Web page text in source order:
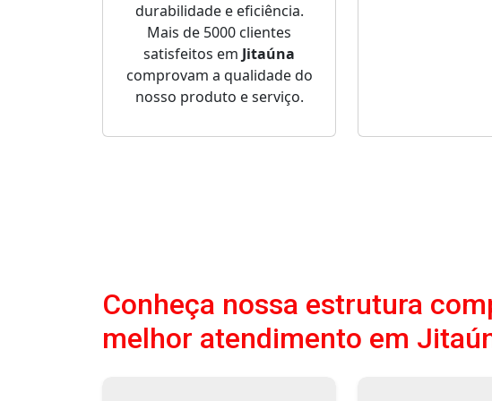
durabilidade e eficiência.
Mais de 5000 clientes
satisfeitos em Jitaúna
comprovam a qualidade do
nosso produto e serviço.
Conheça nossa estrutura
melhor atendimento em